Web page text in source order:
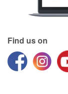
Find us on